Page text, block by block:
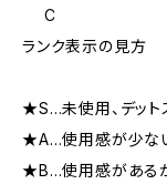
C
ランク表示の見方
★S…未使用、デット
★A…使用感が少な
★B…使用感があるが